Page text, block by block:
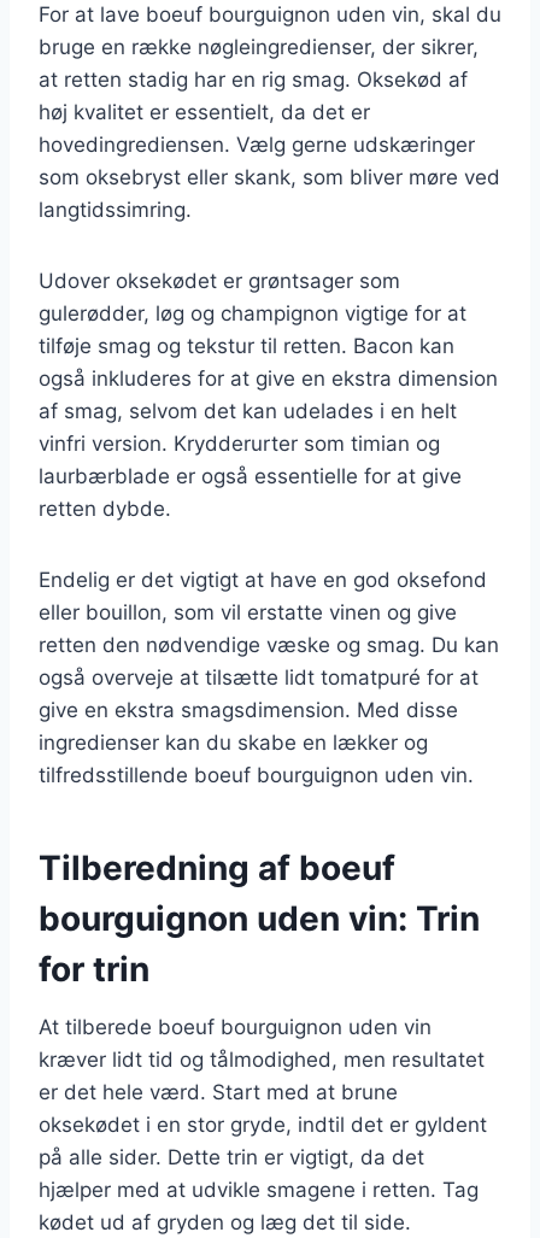
For at lave boeuf bourguignon uden vin, skal du
bruge en række nøgleingredienser, der sikrer,
at retten stadig har en rig smag. Oksekød af
høj kvalitet er essentielt, da det er
hovedingrediensen. Vælg gerne udskæringer
som oksebryst eller skank, som bliver møre ved
langtidssimring.
Udover oksekødet er grøntsager som
gulerødder, løg og champignon vigtige for at
tilføje smag og tekstur til retten. Bacon kan
også inkluderes for at give en ekstra dimension
af smag, selvom det kan udelades i en helt
vinfri version. Krydderurter som timian og
laurbærblade er også essentielle for at give
retten dybde.
Endelig er det vigtigt at have en god oksefond
eller bouillon, som vil erstatte vinen og give
retten den nødvendige væske og smag. Du kan
også overveje at tilsætte lidt tomatpuré for at
give en ekstra smagsdimension. Med disse
ingredienser kan du skabe en lækker og
tilfredsstillende boeuf bourguignon uden vin.
Tilberedning af boeuf
bourguignon uden vin: Trin
for trin
At tilberede boeuf bourguignon uden vin
kræver lidt tid og tålmodighed, men resultatet
er det hele værd. Start med at brune
oksekødet i en stor gryde, indtil det er gyldent
på alle sider. Dette trin er vigtigt, da det
hjælper med at udvikle smagene i retten. Tag
kødet ud af gryden og læg det til side.